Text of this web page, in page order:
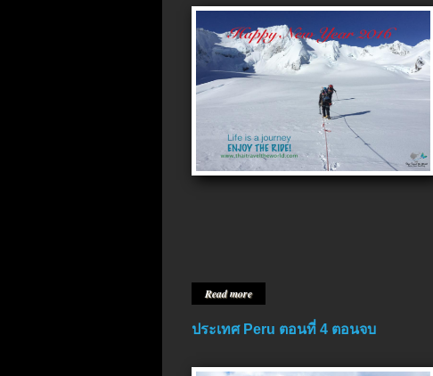
Read more
ประเทศ Peru ตอนที่ 4 ตอนจบ